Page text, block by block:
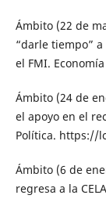
Ámbito (22 de
“darle tiempo”
el FMI.
Ámbito (24 de
el apoyo en el
Política. https://
Ámbito (6 de
regresa a la